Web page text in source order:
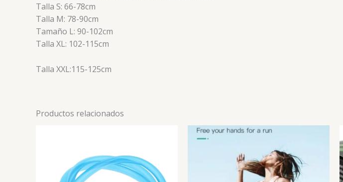
Talla S: 66-78cm
Talla M: 78-90cm
Tamaño L: 90-102cm
Talla XL: 102-115cm
Talla XXL:115-125cm
Productos relacionados